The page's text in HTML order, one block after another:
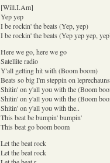
[Will.I.Am]
Yep yep
I be rockin' the beats (Yep, yep)
I be rockin' the beats (Yep yep yep,
Here we go, here we go
Satellite radio
Y'all getting hit with (Boom boom)
Beats so big I'm steppin on leprechauns
Shitin' on y'all you with the (Boom
Shitin' on y'all you with the (Boom
Shitin' on y'all you with the..
This beat be bumpin' bumpin'
This beat go boom boom
Let the beat rock
Let the beat rock